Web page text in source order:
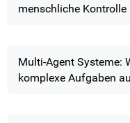
menschliche Kontrolle
Multi-Agent Systeme:
komplexe Aufgaben